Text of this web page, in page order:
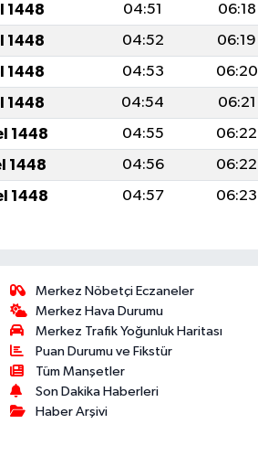
1448 04:51 06:18
1448 04:52 06:19
1448 04:53 06:20
1448 04:54 06:21
1448 04:55 06:22
1448 04:56 06:22
1448 04:57 06:23
Merkez Nöbetçi Eczaneler
Merkez Hava Durumu
Merkez Trafik Yoğunluk Haritası
Puan Durumu ve Fikstür
Tüm Manşetler
Son Dakika Haberleri
Haber Arşivi